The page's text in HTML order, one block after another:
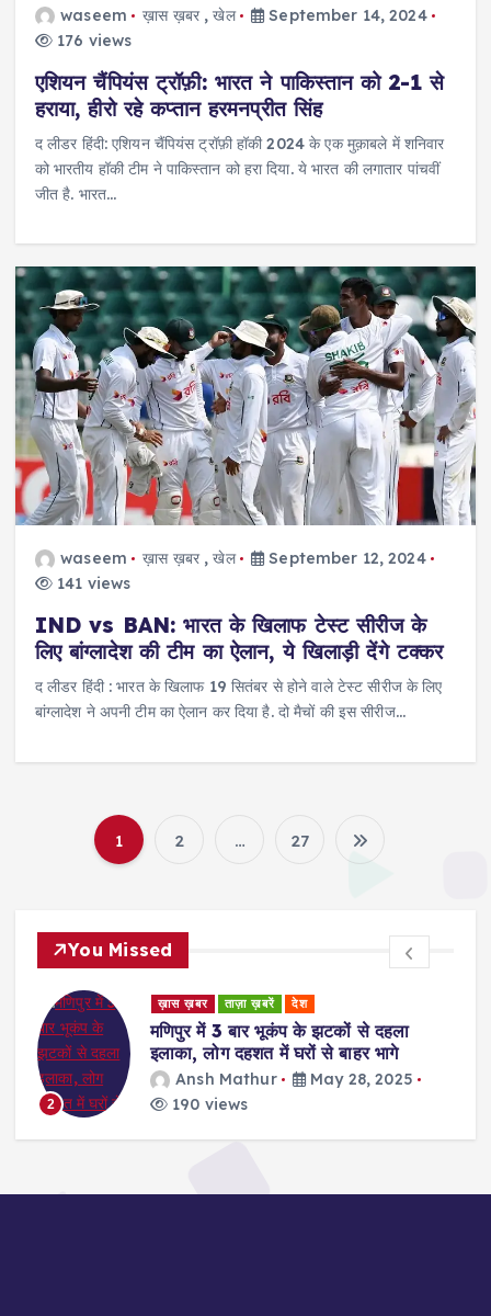
waseem ख़ास ख़बर ,खेल
September 14, 2024
176 views
एशियन चैंपियंस ट्रॉफ़ी: भारत ने पाकिस्तान को 2-1 से
हराया, हीरो रहे कप्तान हरमनप्रीत सिंह
द लीडर हिंदी: एशियन चैंपियंस ट्रॉफ़ी हॉकी 2024 के एक मुक़ाबले में शनिवार
को भारतीय हॉकी टीम ने पाकिस्तान को हरा दिया. ये भारत की लगातार पांचवीं
जीत है. भारत…
waseem ख़ास ख़बर ,खेल
September 12, 2024
141 views
IND vs BAN: भारत के खिलाफ टेस्ट सीरीज के
लिए बांग्लादेश की टीम का ऐलान, ये खिलाड़ी देंगे टक्कर
द लीडर हिंदी : भारत के खिलाफ 19 सितंबर से होने वाले टेस्ट सीरीज के लिए
बांग्लादेश ने अपनी टीम का ऐलान कर दिया है. दो मैचों की इस सीरीज…
P
t
s
p
a
1 2 … 27
You Missed
ख़ास ख़बर ताज़ा ख़बरें देश
मणिपुर में 3 बार भूकंप के झटकों से दहला
इलाका, लोग दहशत में घरों से बाहर भागे
Ansh Mathur
May 28, 2025
190 views